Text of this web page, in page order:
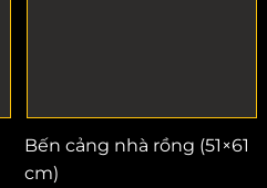
Bến cảng nhà rồng (51×61
cm)